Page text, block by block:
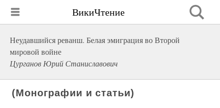
ВикиЧтение
Неудавшийся реванш. Белая эмиграция во Второй
мировой войне
Цурганов Юрий Станиславович
(Монографии и статьи)